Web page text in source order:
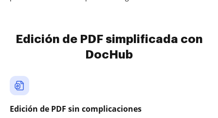
Edición de PDF simplificada con
DocHub
Edición de PDF sin complicaciones